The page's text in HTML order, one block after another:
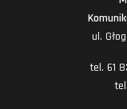
ul.
tel. 61